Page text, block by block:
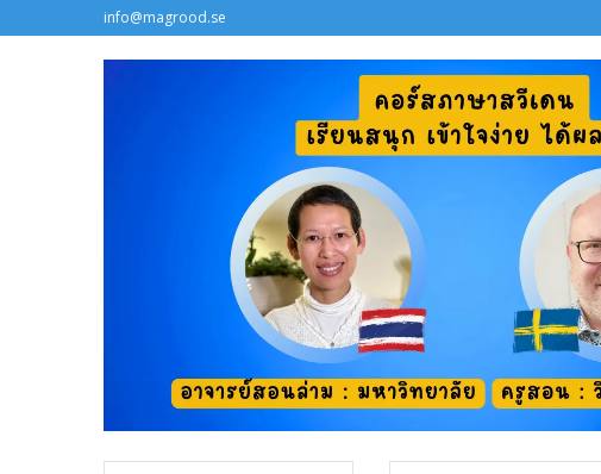
info@magrood.se